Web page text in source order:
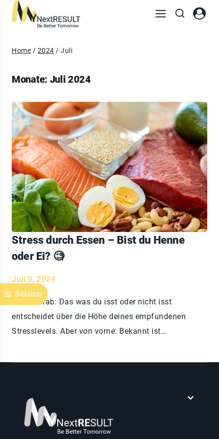
Sidebar
Home / 2024 / Juli
Monate: Juli 2024
Stress durch Essen – Bist du Henne
oder Ei? 🧐
Juli 9, 2024
Eines vorab: Das was du isst oder nicht isst
entscheidet über die Höhe deines empfundenen
Stresslevels. Aber von vorne: Bekannt ist…